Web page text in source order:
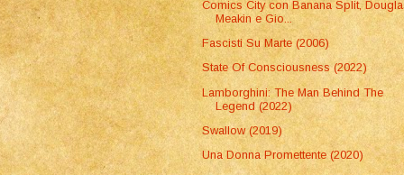
Comics City con Banana Split,
Meakin e Gio...
Fascisti Su Marte (2006)
State Of Consciousness (2022)
Lamborghini: The Man Behind The
Legend (2022)
Swallow (2019)
Una Donna Promettente (2020)